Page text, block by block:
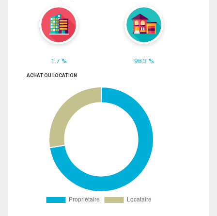
1.7 % 98.3 %
ACHAT OU LOCATION